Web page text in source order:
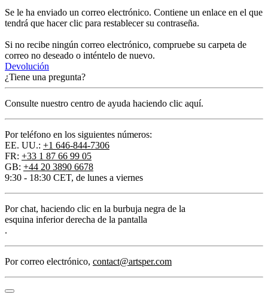
Se le ha enviado un correo electrónico. Contiene un enlace en el que
tendrá que hacer clic para restablecer su contraseña.
Si no recibe ningún correo electrónico, compruebe su carpeta de
correo no deseado o inténtelo de nuevo.
Devolución
¿Tiene una pregunta?
Consulte nuestro centro de ayuda haciendo clic aquí.
Por teléfono en los siguientes números:
EE. UU.: +1 646-844-7306
FR: +33 1 87 66 99 05
GB: +44 20 3890 6678
9:30 - 18:30 CET, de lunes a viernes
Por chat, haciendo clic en la burbuja negra de la
esquina inferior derecha de la pantalla
.
Por correo electrónico, contact@artsper.com